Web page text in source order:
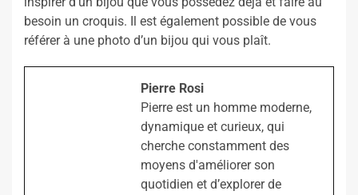
besoin un croquis. Il est également possible de vous
référer à une photo d’un bijou qui vous plaît.
Pierre Rosi
Pierre est un homme moderne,
dynamique et curieux, qui
cherche constamment des
moyens d'améliorer son
quotidien et d’explorer de